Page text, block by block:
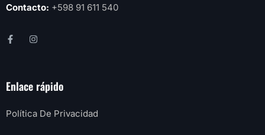
Contacto: +598 91 611 540
Enlace rápido
Política De Privacidad